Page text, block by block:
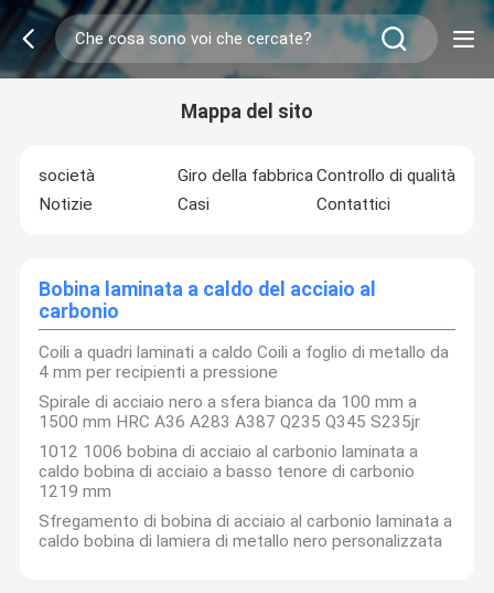
Mappa del sito
società Giro della fabbricaControllo di qualità
Notizie
Casi Contattici
Bobina laminata a caldo del acciaio al
carbonio
Coili a quadri laminati a caldo Coili a foglio di metallo da
4 mm per recipienti a pressione
Spirale di acciaio nero a sfera bianca da 100 mm a
1500 mm HRC A36 A283 A387 Q235 Q345 S235jr
1012 1006 bobina di acciaio al carbonio laminata a
caldo bobina di acciaio a basso tenore di carbonio
1219 mm
Sfregamento di bobina di acciaio al carbonio laminata a
caldo bobina di lamiera di metallo nero personalizzata